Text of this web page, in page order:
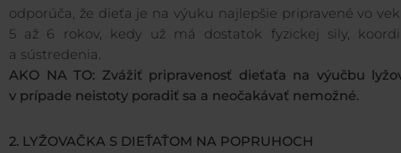
odporúča, že dieťa je na výuku najlepšie pripravené vo
5 až 6 rokov, kedy už má dostatok fyzickej sily,
a sústredenia.
AKO NA TO: Zvážiť pripravenosť dieťaťa na výučbu
v prípade neistoty poradiť sa a neočakávať nemožné.
2. LYŽOVAČKA S DIEŤAŤOM NA POPRUHOCH